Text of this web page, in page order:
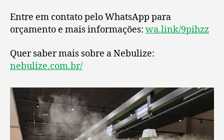
Entre em contato pelo WhatsApp para
orçamento e mais informações: wa.link/9pihzz
Quer saber mais sobre a Nebulize:
nebulize.com.br/